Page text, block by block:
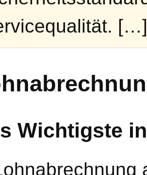
[…]
Wichtigste